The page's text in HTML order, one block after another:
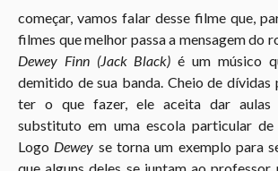
começar, vamos falar desse filme que,
filmes que melhor passa a mensagem do
Dewey Finn (Jack Black) é um músico
demitido de sua banda. Cheio de dívidas
ter o que fazer, ele aceita dar aulas
substituto em uma escola particular
Logo Dewey se torna um exemplo para